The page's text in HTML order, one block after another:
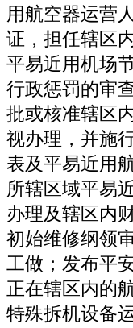
用航空器运营
证，担任辖区
平易近用机场
行政惩罚的审
批或核准辖区
视办理，并施
表及平易近用
所辖区域平易
办理及辖区内
初始维修纲领
工做；发布平
正在辖区内的
特殊拆机设备